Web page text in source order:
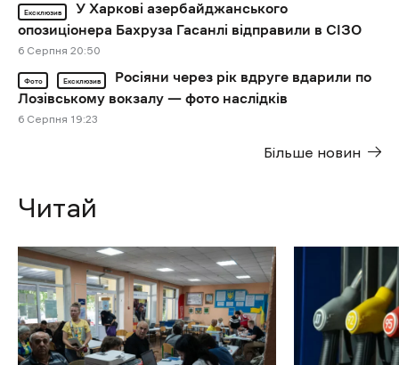
Ексклюзив
У Харкові азербайджанського
опозиціонера Бахруза Гасанлі відправили в СІЗО
6 Cерпня 20:50
Фото Ексклюзив
Росіяни через рік вдруге вдарили по
Лозівському вокзалу — фото наслідків
6 Cерпня 19:23
Більше новин
Читай